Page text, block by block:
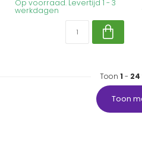
Op voorraad. Levertijd 1 - 3
werkdagen
Toon 1 - 24
Toon